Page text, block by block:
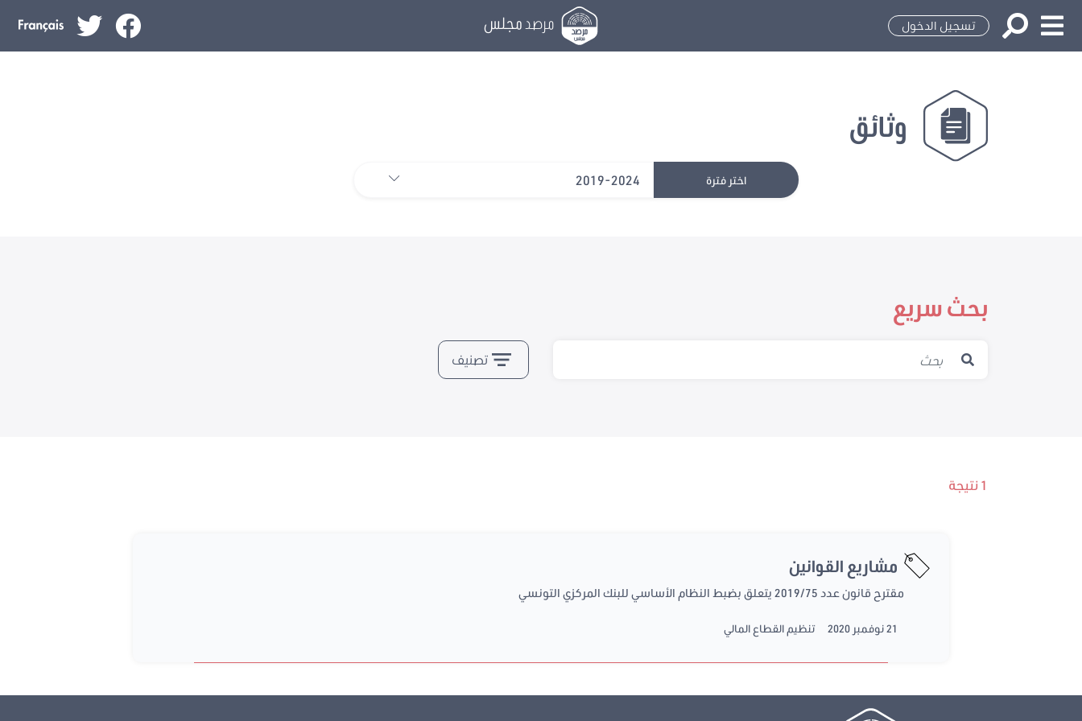
تسجيل الدخول مرصد مجلس
وثائق
اختر فترة 2019-2024
بحث سريع
تصنيف
1 نتيجة
مشاريع القوانين
مقترح قانون عدد 2019/75 يتعلق بضبط النظام الأساسي للبنك المركزي التونسي
21 نوفمبر 2020 تنظيم القطاع المالي